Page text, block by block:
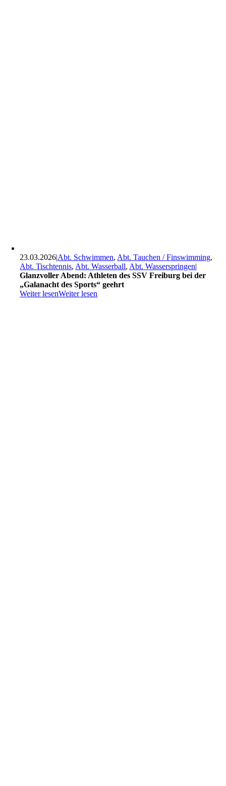
23.03.2026|Abt. Schwimmen, Abt. Tauchen / Finswimming,
Abt. Tischtennis, Abt. Wasserball, Abt. Wasserspringen|
Glanzvoller Abend: Athleten des SSV Freiburg bei der
„Galanacht des Sports“ geehrt
Weiter lesenWeiter lesen